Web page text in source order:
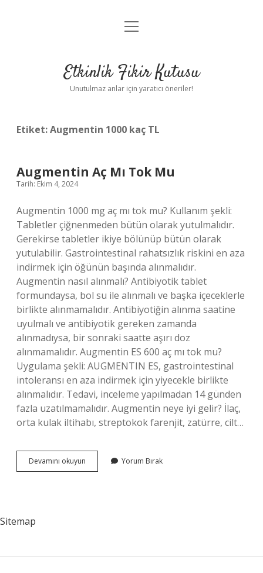
Anasayfa
Yasal Uyarı
menüyü
Etkinlik Fikir Kutusu
Unutulmaz anlar için yaratıcı öneriler!
Etiket:Augmentin 1000 kaç TL
Augmentin Aç Mı Tok Mu
Tarih: Ekim 4, 2024
Augmentin 1000 mg aç mı tok mu? Kullanım şekli:
Tabletler çiğnenmeden bütün olarak yutulmalıdır.
Gerekirse tabletler ikiye bölünüp bütün olarak
yutulabilir. Gastrointestinal rahatsızlık riskini en aza
indirmek için öğünün başında alınmalıdır.
Augmentin nasıl alınmalı? Antibiyotik tablet
formundaysa, bol su ile alınmalı ve başka içeceklerle
birlikte alınmamalıdır. Antibiyotiğin alınma saatine
uyulmalı ve antibiyotik gereken zamanda
alınmadıysa, bir sonraki saatte aşırı doz
alınmamalıdır. Augmentin ES 600 aç mı tok mu?
Uygulama şekli: AUGMENTIN ES, gastrointestinal
intoleransı en aza indirmek için yiyecekle birlikte
alınmalıdır. Tedavi, inceleme yapılmadan 14 günden
fazla uzatılmamalıdır. Augmentin neye iyi gelir? İlaç,
orta kulak iltihabı, streptokok farenjit, zatürre, cilt…
Devamını okuyun Augmentin
Aç
Yorum Bırak
Sitemap